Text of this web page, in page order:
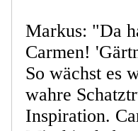
Markus: "Da
Carmen!
So wächst es
wahre
Inspiration.